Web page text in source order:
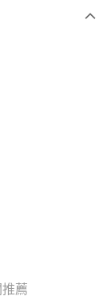
行
行
銀行
薦